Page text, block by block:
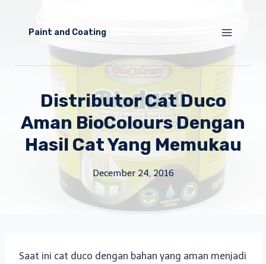
Paint and Coating
Distributor Cat Duco
Aman BioColours Dengan
Hasil Cat Yang Memukau
December 24, 2016
Saat ini cat duco dengan bahan yang aman menjadi